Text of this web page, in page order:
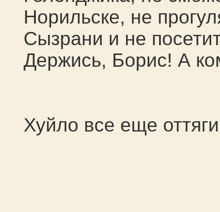
Норильске, не
Сызрани и не
Держись, Борис! А
Хуйло все еще